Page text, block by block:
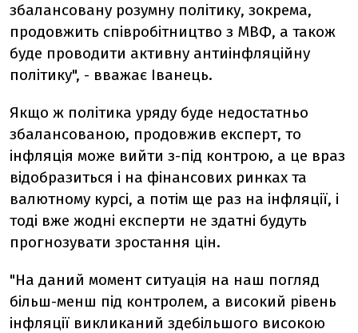
збалансовану розумну політику, зокрема,
продовжить співробітництво з МВФ, а також
буде проводити активну антиінфляційну
політику", - вважає Іванець.
Якщо ж політика уряду буде недостатньо
збалансованою, продовжив експерт, то
інфляція може вийти з-під контрою, а це враз
відобразиться і на фінансових ринках та
валютному курсі, а потім ще раз на інфляції, і
тоді вже жодні експерти не здатні будуть
прогнозувати зростання цін.
"На даний момент ситуація на наш погляд
більш-менш під контролем, а високий рівень
інфляції викликаний здебільшого високою